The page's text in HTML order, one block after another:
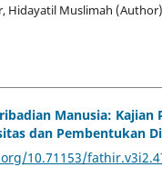
Hidayatil Muslimah (Author)
Manusia: Kajian
dan Pembentukan
10.71153/